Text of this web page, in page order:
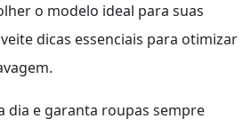
o modelo ideal para suas
dicas essenciais para otimizar
dia e garanta roupas sempre